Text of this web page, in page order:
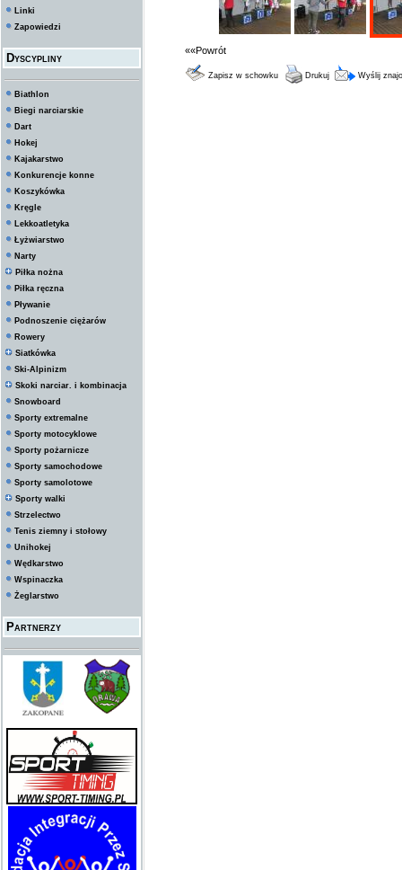
Linki
Zapowiedzi
Dyscypliny
Biathlon
Biegi narciarskie
Dart
Hokej
Kajakarstwo
Konkurencje konne
Koszykówka
Kręgle
Lekkoatletyka
Łyżwiarstwo
Narty
Piłka nożna
Piłka ręczna
Pływanie
Podnoszenie ciężarów
Rowery
Siatkówka
Ski-Alpinizm
Skoki narciar. i kombinacja
Snowboard
Sporty extremalne
Sporty motocyklowe
Sporty pożarnicze
Sporty samochodowe
Sporty samolotowe
Sporty walki
Strzelectwo
Tenis ziemny i stołowy
Unihokej
Wędkarstwo
Wspinaczka
Żeglarstwo
Partnerzy
««Powrót
Zapisz w schowku Drukuj Wyślij